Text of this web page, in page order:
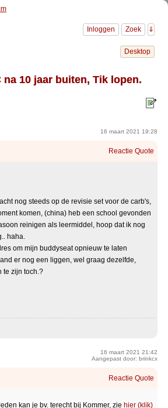
na 10 jaar buiten, Tik lopen.
16 maart 2021 19:28
Reactie Quote
nog steeds op de revisie set voor de carb's,
komen, (china) heb een school gevonden
reinigen als leermiddel, hoop dat ik nog
haha.
om mijn buddyseat opnieuw te laten
er nog een liggen, wel graag dezelfde,
te zijn toch.?
16 maart 2021 21:42
Aangepast door: brinkcx
Reactie Quote
kan je bv. terecht bij Kommer, zie hier (klik)